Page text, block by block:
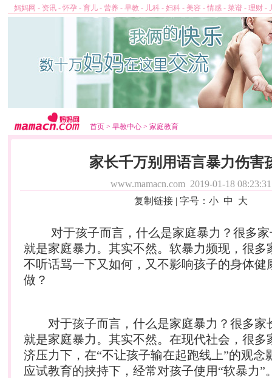
妈妈网 - 资讯 - 怀孕 - 育儿 - 营养 - 早教 - 儿科 - 妇科 - 美容 - 情感 - 菜谱 - 理财 -
首页 > 早教中心 > 家庭教育
家长千万别用语言暴力伤害
www.mamacn.com 2019-01-18 08:23:31
复制链接 | 字号： 小 中 大
对于孩子而言，什么是家庭暴力？很多家
就是家庭暴力。其实不然。软暴力频现，很多
不听话骂一下又如何，又不影响孩子的身体健
做？
对于孩子而言，什么是家庭暴力？很多家
就是家庭暴力。其实不然。在现代社会，很多
济压力下，在“不让孩子输在起跑线上”的观念
应试教育的挟持下，经常对孩子使用“软暴力”